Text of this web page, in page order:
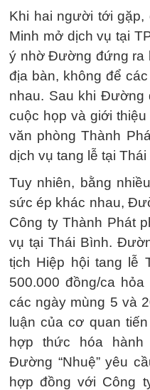
Khi hai người tới gặp,
Minh mở dịch vụ tại
ý nhờ Đường đứng ra
địa bàn, không để
nhau. Sau khi Đường
cuộc họp và giới
văn phòng Thành
dịch vụ tang lễ tại Thái
Tuy nhiên, bằng
sức ép khác nhau,
Công ty Thành Phát
vụ tại Thái Bình.
tịch Hiệp hội tang lễ
500.000 đồng/ca
các ngày mùng 5 và
luận của cơ quan
hợp thức hóa
Đường “Nhuệ” yêu
hợp đồng với Công